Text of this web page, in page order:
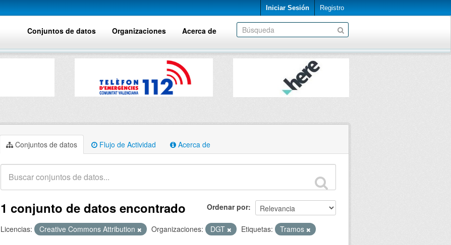
Iniciar Sesión Registro
Conjuntos de datos Organizaciones Acerca de
Conjuntos de datos Flujo de Actividad Acerca de
Ordenar por
1 conjunto de datos encontrado
Licencias: Creative Commons Attribution Organizaciones: DGT Etiquetas: Tramos